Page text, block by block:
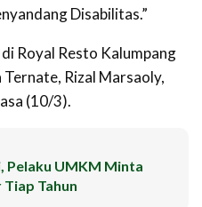
Disabilitas.”
Royal Resto Kalumpang
Rizal Marsaoly,
(10/3).
Pelaku UMKM Minta
Tahun